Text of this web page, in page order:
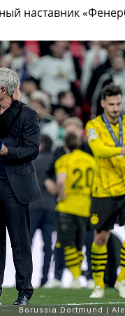
наставник